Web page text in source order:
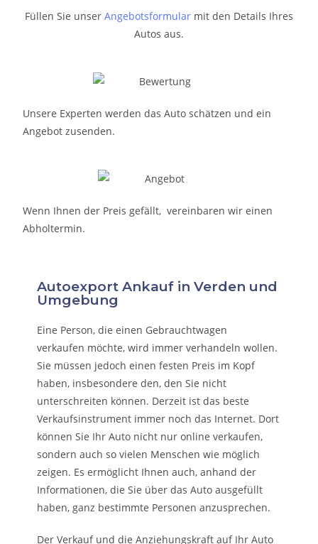
Füllen Sie unser Angebotsformular mit den Details Ihres
Autos aus.
Unsere Experten werden das Auto schätzen und ein
Angebot zusenden.
Wenn Ihnen der Preis gefällt, vereinbaren wir einen
Abholtermin.
Autoexport Ankauf in Verden und
Umgebung
Eine Person, die einen Gebrauchtwagen
verkaufen möchte, wird immer verhandeln wollen.
Sie müssen jedoch einen festen Preis im Kopf
haben, insbesondere den, den Sie nicht
unterschreiten können. Derzeit ist das beste
Verkaufsinstrument immer noch das Internet. Dort
können Sie Ihr Auto nicht nur online verkaufen,
sondern auch so vielen Menschen wie möglich
zeigen. Es ermöglicht Ihnen auch, anhand der
Informationen, die Sie über das Auto ausgefüllt
haben, ganz bestimmte Personen anzusprechen.
Der Verkauf und die Anziehungskraft auf Ihr Auto